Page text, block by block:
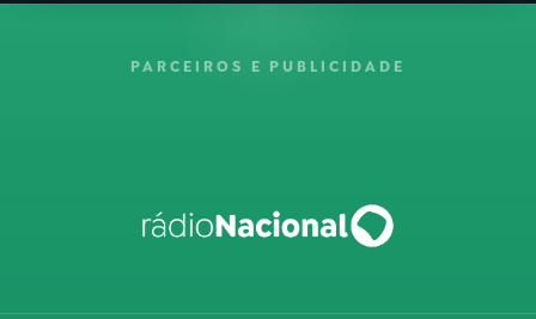
PARCEIROS E PUBLICIDADE